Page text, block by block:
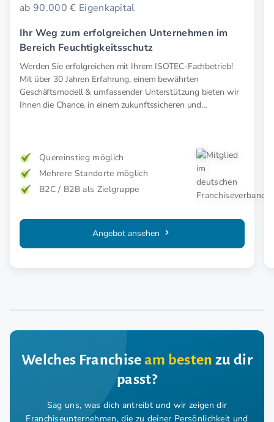
ab 90.000 € Eigenkapital
Ihr Weg zum erfolgreichen Unternehmen im
Bereich Feuchtigkeitsschutz
Werden Sie erfolgreichen mit Ihrem ISOTEC-Fachbetrieb!
Mit über 30 Jahren Erfahrung, einem bewährten
Geschäftsmodell & umfassender Unterstützung bieten wir
Ihnen die Chance, in einem zukunftssicheren und
Quereinstieg möglich
Mehrere Standorte möglich
B2C / B2B als Zielgruppe
Angebot ansehen
Welches Franchiseam besten zu dir
passt?
Sag uns, was dich antreibt und wir zeigen dir
Franchiseunternehmen, die zu deiner Persönlichkeit und